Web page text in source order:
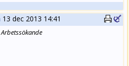
13 dec 2013 14:41
Arbetssökande